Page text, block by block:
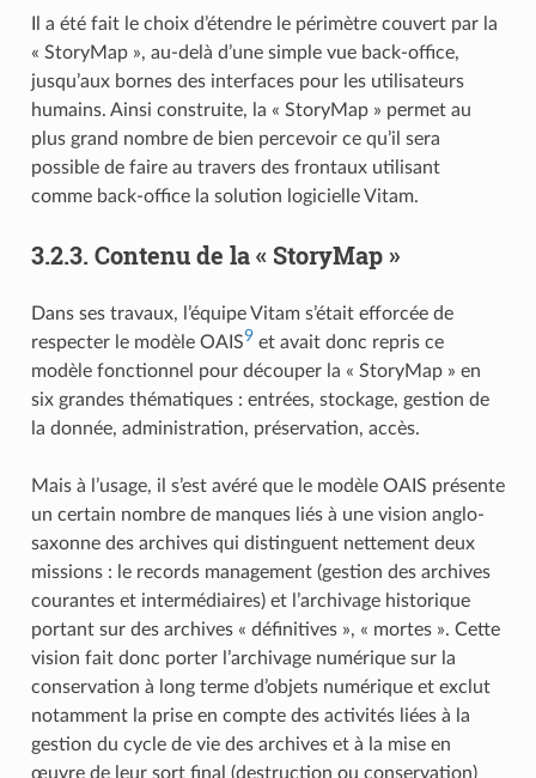
Il a été fait le choix d’étendre le périmètre couvert par la
« StoryMap », au-delà d’une simple vue back-office,
jusqu’aux bornes des interfaces pour les utilisateurs
humains. Ainsi construite, la « StoryMap » permet au
plus grand nombre de bien percevoir ce qu’il sera
possible de faire au travers des frontaux utilisant
comme back-office la solution logicielle Vitam.
3.2.3. Contenu de la « StoryMap »
Dans ses travaux, l’équipe Vitam s’était efforcée de
respecter le modèle OAIS9 et avait donc repris ce
modèle fonctionnel pour découper la « StoryMap » en
six grandes thématiques : entrées, stockage, gestion de
la donnée, administration, préservation, accès.
Mais à l’usage, il s’est avéré que le modèle OAIS présente
un certain nombre de manques liés à une vision anglo-
saxonne des archives qui distinguent nettement deux
missions : le records management (gestion des archives
courantes et intermédiaires) et l’archivage historique
portant sur des archives « définitives », « mortes ». Cette
vision fait donc porter l’archivage numérique sur la
conservation à long terme d’objets numérique et exclut
notamment la prise en compte des activités liées à la
gestion du cycle de vie des archives et à la mise en
œuvre de leur sort final (destruction ou conservation)